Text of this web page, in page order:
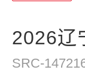
2026辽
SRC-